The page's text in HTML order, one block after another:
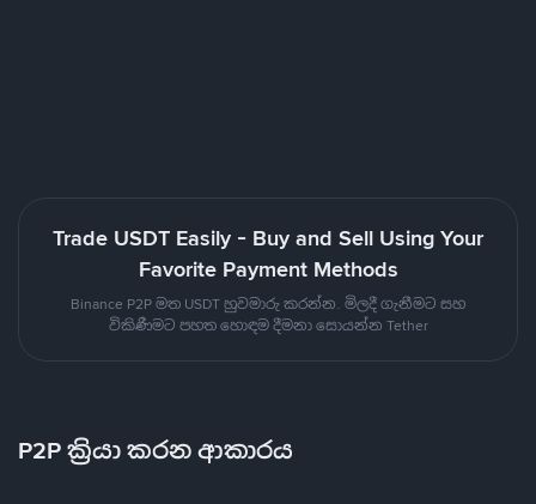
Trade USDT Easily - Buy and Sell Using Your
Favorite Payment Methods
Binance P2P මත USDT හුවමාරු කරන්න. මිලදී ගැනීමට සහ
විකිණීමට පහත හොඳම දීමනා සොයන්න Tether
P2P ක්‍රියා කරන ආකාරය